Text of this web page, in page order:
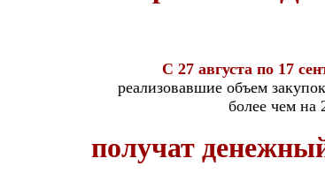
С 27 августа по 17
реализовавшие объем
более чем на
получат